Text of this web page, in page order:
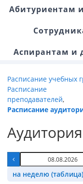
Абитуриентам
Аспирантам и
Расписание учебных
Расписание
преподавателей,
Расписание
на неделю (таблица)